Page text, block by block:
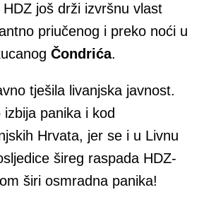
još drži izvršnu vlast
priučenog i preko noći u
Čondrića.
tješila livanjska javnost.
panika i kod
Hrvata, jer se i u Livnu
šireg raspada HDZ-
širi osmradna panika!